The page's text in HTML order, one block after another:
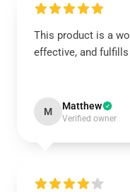
This product is a
effective, and
M Matthew
Verified owner